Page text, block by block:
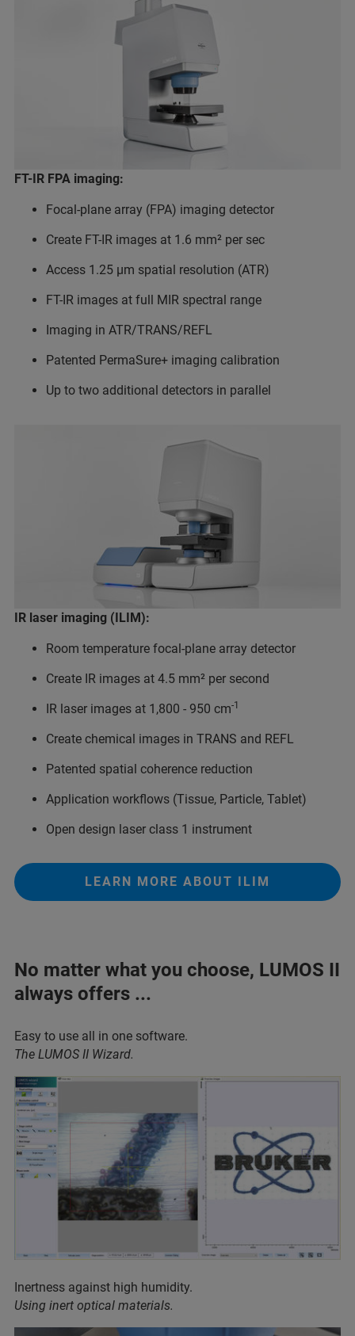
FT-IR FPA imaging:
Focal-plane array (FPA) imaging detector
Create FT-IR images at 1.6 mm² per sec
Access 1.25 µm spatial resolution (ATR)
FT-IR images at full MIR spectral range
Imaging in ATR/TRANS/REFL
Patented PermaSure+ imaging calibration
Up to two additional detectors in parallel
IR laser imaging (ILIM):
Room temperature focal-plane array detector
Create IR images at 4.5 mm² per second
IR laser images at 1,800 - 950 cm-1
Create chemical images in TRANS and REFL
Patented spatial coherence reduction
Application workflows (Tissue, Particle, Tablet)
Open design laser class 1 instrument
LEARN MORE ABOUT ILIM
No matter what you choose, LUMOS II
always offers ...
Easy to use all in one software.
The LUMOS II Wizard.
Inertness against high humidity.
Using inert optical materials.